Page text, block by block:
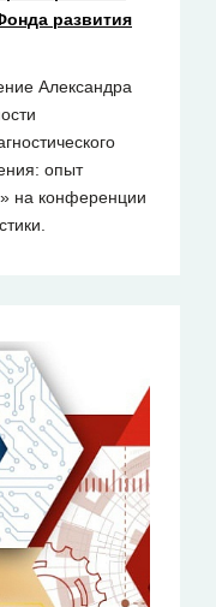
развития
Александра
опыт
на конференции